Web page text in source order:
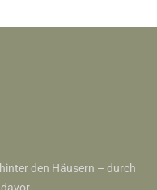
den Häusern – durch